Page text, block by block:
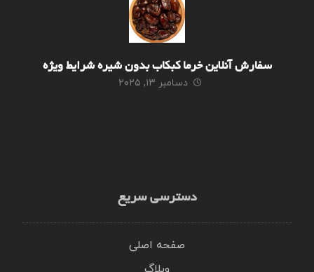
سفارش آنلاین خرما کبکاب بدون شیره شرایط ویژه
دسامبر ۱۳, ۲۰۲۵
دسترسی سریع
صفحه اصلی